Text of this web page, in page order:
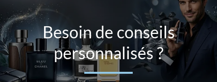
Besoin de conseils
personnalisés ?